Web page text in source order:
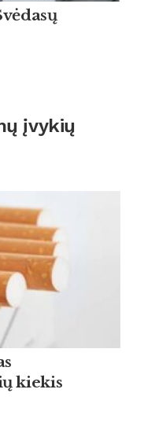
įvykių
kiekis